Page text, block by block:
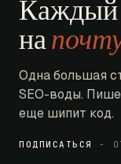
Каждый
на
Одна большая
SEO-воды.
еще шипит код.
ПОДПИСАТЬСЯ -